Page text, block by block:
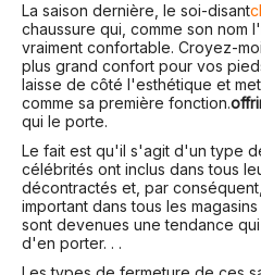
La saison dernière, le soi-disant
chaussure qui, comme son nom
vraiment confortable. Croyez-
plus grand confort pour vos
laisse de côté l'esthétique et
comme sa première fonction.
qui le porte.
Le fait est qu'il s'agit d'un type
célébrités ont inclus dans tous
décontractés et, par
important dans tous les
sont devenues une tendance
d'en porter. . .